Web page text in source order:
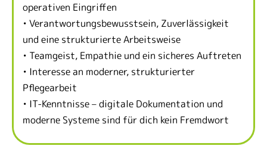
operativen Eingriffen
• Verantwortungsbewusstsein, Zuverlässigkeit
und eine strukturierte Arbeitsweise
• Teamgeist, Empathie und ein sicheres Auftreten
• Interesse an moderner, strukturierter
Pflegearbeit
• IT-Kenntnisse – digitale Dokumentation und
moderne Systeme sind für dich kein Fremdwort